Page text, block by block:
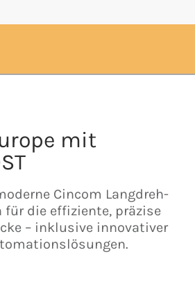
mit
Cincom Langdreh-
die effiziente, präzise
– inklusive innovativer